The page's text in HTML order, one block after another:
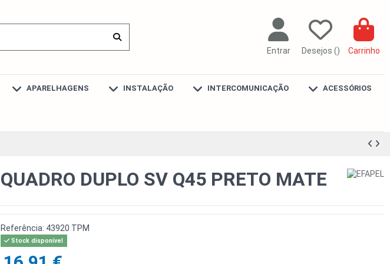
Entrar Desejos () Carrinho
APARELHAGENS INSTALAÇÃO INTERCOMUNICAÇÃO ACESSÓRIOS
QUADRO DUPLO SV Q45 PRETO MATE
Referência: 43920 TPM
Stock disponível